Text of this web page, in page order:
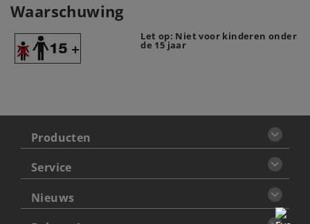
Waarschuwing
Let op: Niet voor kinderen onder
de 15 jaar
Producten
Service
Nieuws